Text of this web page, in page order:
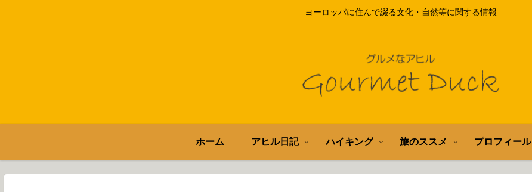
ヨーロッパに住んで綴る文化・自然等に関する情報
ホーム アヒル日記 ハイキング 旅のススメ プロフィール